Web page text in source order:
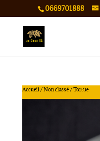
0669701888
Accueil /Non classé/ Tortue